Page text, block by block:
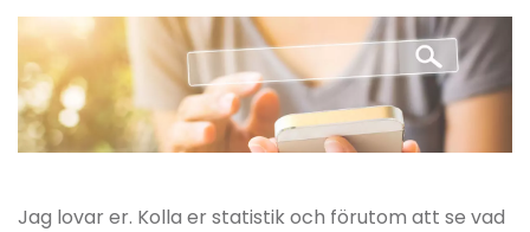
Jag lovar er. Kolla er statistik och förutom att se vad